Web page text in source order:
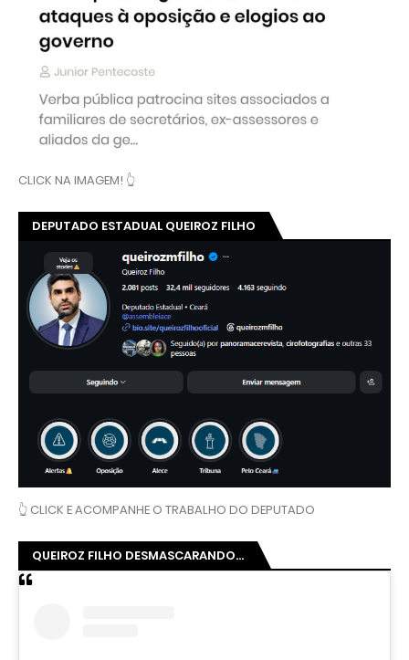
CLICK NA IMAGEM! 👆
DEPUTADO ESTADUAL QUEIROZ FILHO
👆 CLICK E ACOMPANHE O TRABALHO DO DEPUTADO
QUEIROZ FILHO DESMASCARANDO...